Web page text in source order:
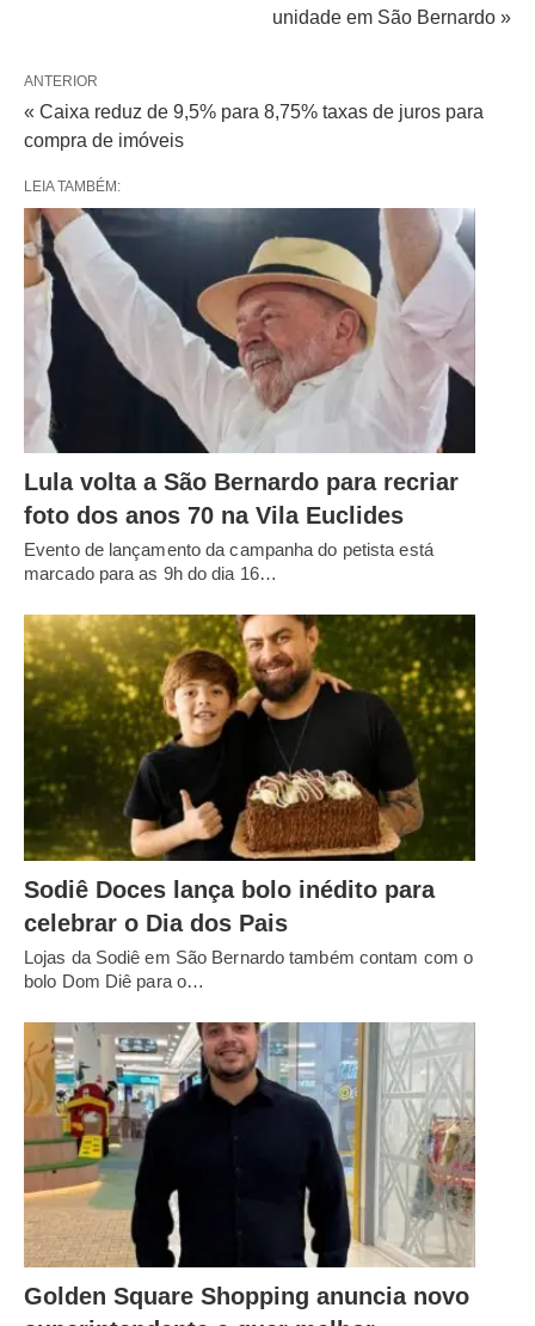
unidade em São Bernardo »
ANTERIOR
« Caixa reduz de 9,5% para 8,75% taxas de juros para
compra de imóveis
LEIA TAMBÉM:
Lula volta a São Bernardo para recriar
foto dos anos 70 na Vila Euclides
Evento de lançamento da campanha do petista está
marcado para as 9h do dia 16…
Sodiê Doces lança bolo inédito para
celebrar o Dia dos Pais
Lojas da Sodiê em São Bernardo também contam com o
bolo Dom Diê para o…
Golden Square Shopping anuncia novo